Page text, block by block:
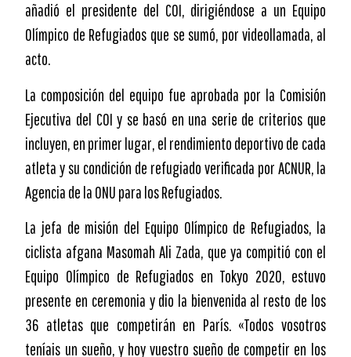
añadió el presidente del COI, dirigiéndose a un Equipo
Olímpico de Refugiados que se sumó, por videollamada, al
acto.
La composición del equipo fue aprobada por la Comisión
Ejecutiva del COI y se basó en una serie de criterios que
incluyen, en primer lugar, el rendimiento deportivo de cada
atleta y su condición de refugiado verificada por ACNUR, la
Agencia de la ONU para los Refugiados.
La jefa de misión del Equipo Olímpico de Refugiados, la
ciclista afgana Masomah Ali Zada, que ya compitió con el
Equipo Olímpico de Refugiados en Tokyo 2020, estuvo
presente en ceremonia y dio la bienvenida al resto de los
36 atletas que competirán en París. «Todos vosotros
teníais un sueño, y hoy vuestro sueño de competir en los